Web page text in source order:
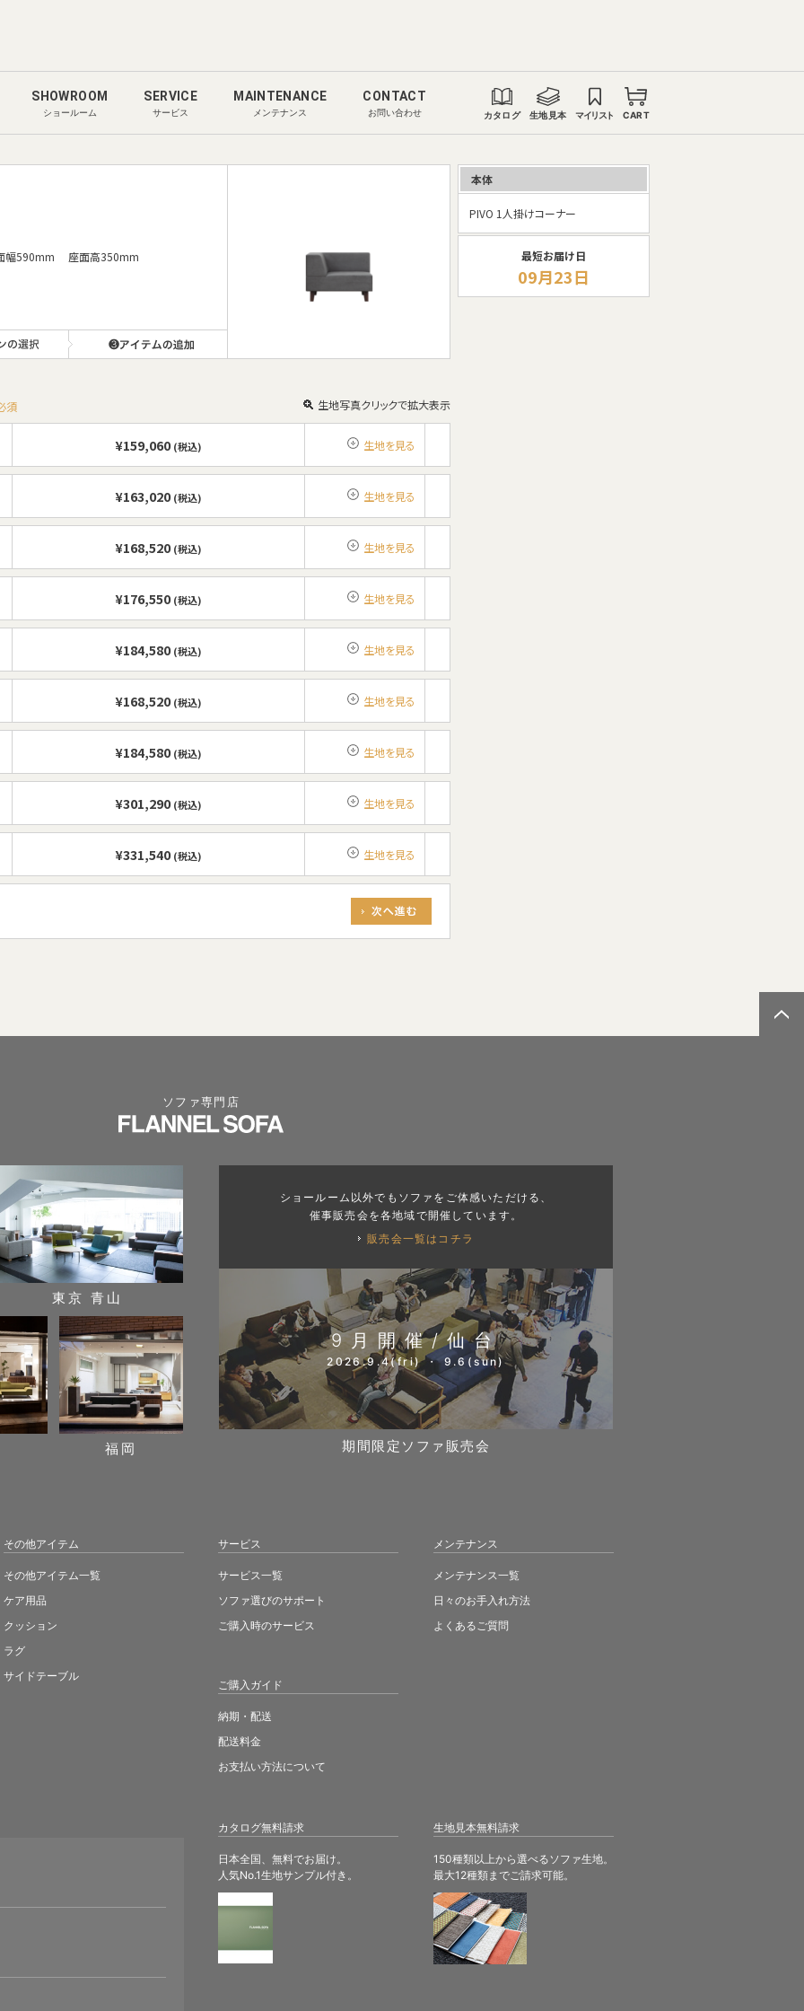
SHOWROOM
ショールーム
SERVICE
サービス
MAINTENANCE
メンテナンス
CONTACT
お問い合わせ カタログ 生地見本 マイリスト CART
幅590mm 座面高350mm
須 生地写真クリックで拡大表示
¥159,060(税込) 生地を見る
¥163,020(税込) 生地を見る
¥168,520(税込) 生地を見る
¥176,550(税込) 生地を見る
¥184,580(税込) 生地を見る
¥168,520(税込) 生地を見る
¥184,580(税込) 生地を見る
¥301,290(税込) 生地を見る
¥331,540(税込) 生地を見る
本体
PIVO 1人掛けコーナー
最短お届け日
09月23日
ソファ専門店
カタログ無料請求
日本全国、無料でお届け。
人気No.1生地サンプル付き。
生地見本無料請求
150種類以上から選べるソファ生地。
最大12種類までご請求可能。
東京 青山
福岡
ショールーム以外でもソファをご体感いただける、
催事販売会を各地域で開催しています。
販売会一覧はコチラ
9月開催/仙台
2026.9.4(fri) ・ 9.6(sun)
期間限定ソファ販売会
その他アイテム
その他アイテム一覧
ケア用品
クッション
ラグ
サイドテーブル
サービス
サービス一覧
ソファ選びのサポート
ご購入時のサービス
ご購入ガイド
納期・配送
配送料金
お支払い方法について
メンテナンス
メンテナンス一覧
日々のお手入れ方法
よくあるご質問